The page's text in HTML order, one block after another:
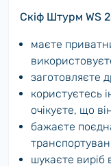
Скіф Штурм WS
маєте
заготовляєте
користуєтесь
очікуєте, що
бажаєте
шукаєте виріб